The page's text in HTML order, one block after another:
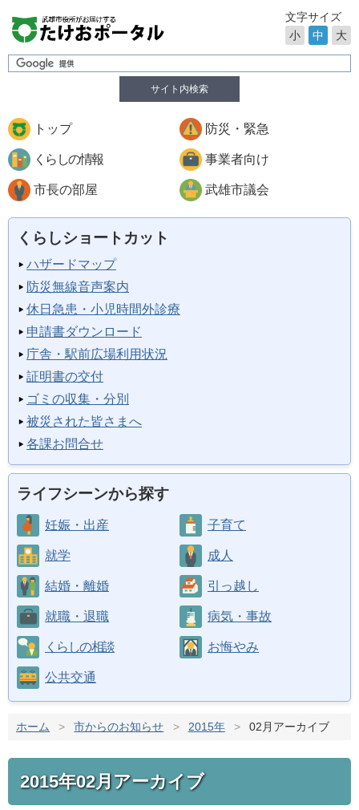
サイト内検索
文字サイズ
小
中 大
トップ 防災・緊急
くらしの情報 事業者向け
市長の部屋 武雄市議会
くらしショートカット
ハザードマップ
防災無線音声案内
休日急患・小児時間外診療
申請書ダウンロード
庁舎・駅前広場利用状況
証明書の交付
ゴミの収集・分別
被災された皆さまへ
各課お問合せ
ライフシーンから探す
妊娠・出産 子育て
就学 成人
結婚・離婚 引っ越し
就職・退職 病気・事故
くらしの相談 お悔やみ
公共交通
ホーム > 市からのお知らせ > 2015年 > 02月アーカイブ
2015年02月アーカイブ